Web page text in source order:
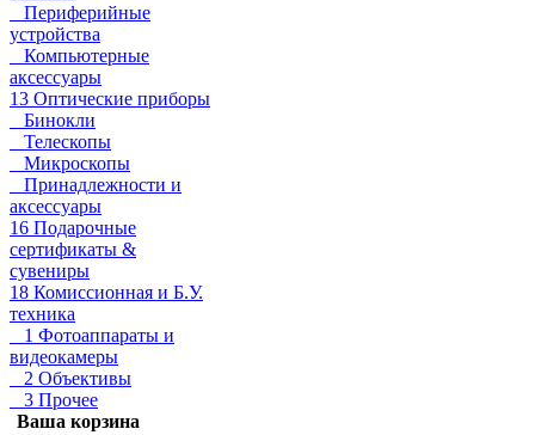
Периферийные
устройства
Компьютерные
аксессуары
13 Оптические приборы
Бинокли
Телескопы
Микроскопы
Принадлежности и
аксессуары
16 Подарочные
сертификаты &
сувениры
18 Комиссионная и Б.У.
техника
1 Фотоаппараты и
видеокамеры
2 Объективы
3 Прочее
Ваша корзина